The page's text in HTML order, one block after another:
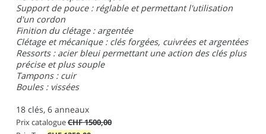
Support de pouce : réglable et permettant l'utilisation
d'un cordon
Finition du clétage : argentée
Clétage et mécanique : clés forgées, cuivrées et argentées
Ressorts : acier bleui permettant une action des clés plus
précise et plus souple
Tampons : cuir
Boules : vissées
18 clés, 6 anneaux
Prix catalogueCHF 1500,00